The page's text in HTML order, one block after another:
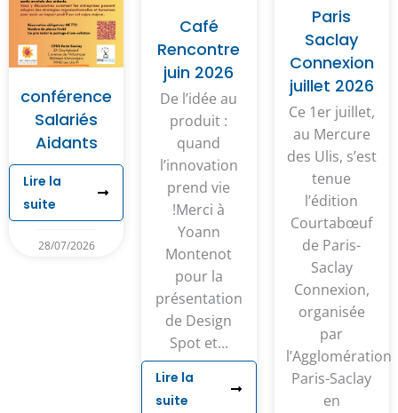
conférence
Salariés
Aidants
Lire la
suite
28/07/2026
Café
Rencontre
juin 2026
De l’idée au
produit :
quand
l’innovation
prend vie
!Merci à
Yoann
Montenot
pour la
présentation
de Design
Spot et...
Lire la
suite
Paris
Saclay
Connexion
juillet 2026
Ce 1er juillet,
au Mercure
des Ulis, s’est
tenue
l’édition
Courtabœuf
de Paris-
Saclay
Connexion,
organisée
par
l’Agglomération
Paris-Saclay
en